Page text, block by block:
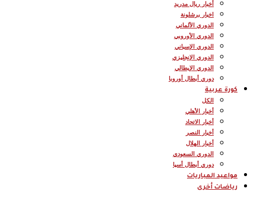
أخبار ريال مدريد
اخبار برشلونة
الدوري الألماني
الدوري الأوروبي
الدوري الإسباني
الدوري الإنجليزي
الدوري الإيطالي
دوري أبطال أوروبا
كورة عربية
الكل
أخبار الأهلي
أخبار الاتحاد
أخبار النصر
أخبار الهلال
الدوري السعودي
دوري أبطال أسيا
مواعيد المباريات
رياضات أخرى